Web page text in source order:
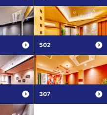
502
307